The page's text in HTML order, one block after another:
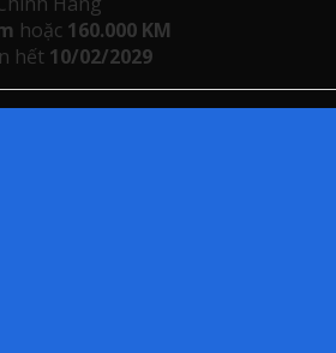
hoặc 160.000 KM
hết 10/02/2029